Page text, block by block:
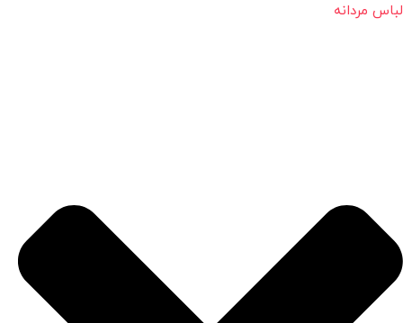
لباس مردانه